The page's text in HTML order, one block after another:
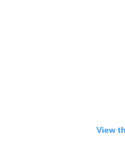
View